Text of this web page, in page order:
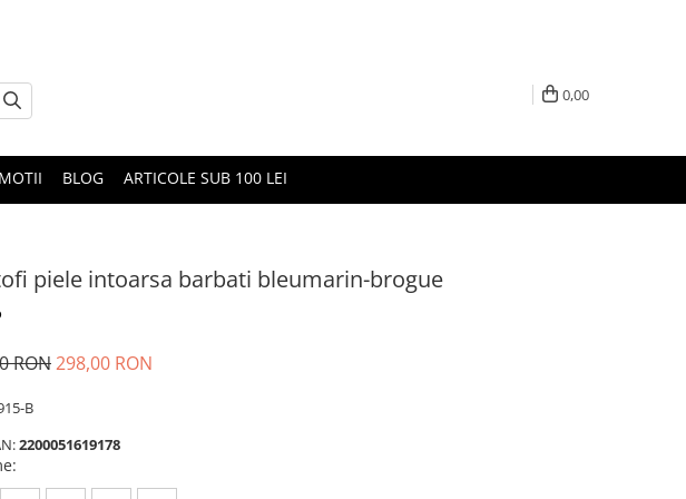
0,00
BLOG ARTICOLE SUB 100 LEI
piele intoarsa barbati bleumarin-brogue
RON298,00 RON
B
2200051619178
: